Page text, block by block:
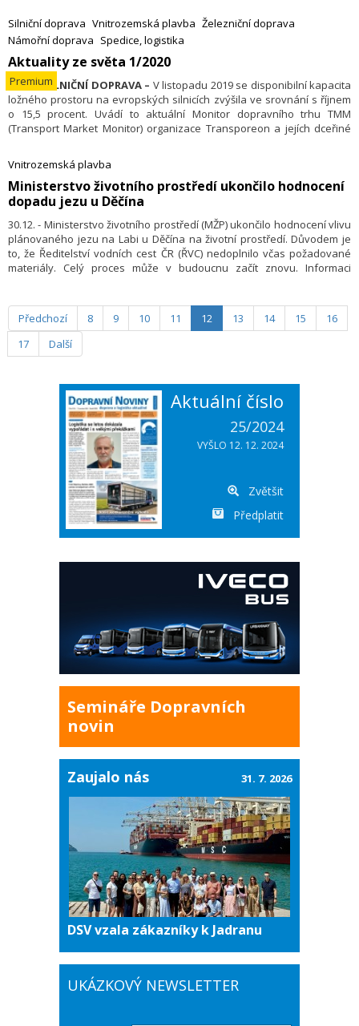
Silniční doprava Vnitrozemská plavba Železniční doprava
Námořní doprava Spedice, logistika
Aktuality ze světa 1/2020
Premium
31.12. -SILNIČNÍ DOPRAVA – V listopadu 2019 se disponibilní kapacita
ložného prostoru na evropských silnicích zvýšila ve srovnání s říjnem
o 15,5 procent. Uvádí to aktuální Monitor dopravního trhu TMM
(Transport Market Monitor) organizace Transporeon a jejích dceřiné
benchmarkingu a inteligence trhu pro všechny druhy dopravy. Důvody
jsou mj. slábnoucí konjunktura a klesající poptávka po exportu. „Je
zneklidňující, že disponibilní dopravní kapacita v některých klíčových
odvětvích znovu stoupla. Ukazuje to na další poklesy výroby,
v každém případě však na nízké využití průmyslových zařízení“ řekl
Oliver Kahrs, ředitel společnosti Tim Consult. Příkladem je
automobilový průmysl. Výroba zde v Německu meziročně poklesla
o 8 procent a export dokonce o 10 procent. Dopravní ceny naproti
tomu klesaly jen mírně a jsou stále na úrovni předchozího roku.
Vnitrozemská plavba
Ministerstvo životního prostředí ukončilo hodnocení
dopadu jezu u Děčína
30.12. - Ministerstvo životního prostředí (MŽP) ukončilo hodnocení vlivu
plánovaného jezu na Labi u Děčína na životní prostředí. Důvodem je
to, že Ředitelství vodních cest ČR (ŘVC) nedoplnilo včas požadované
materiály. Celý proces může v budoucnu začít znovu. Informaci
Předchozí 8 9 10 11 12 13 14 15
16
17
Další
Aktuální číslo
25/2024
VYŠLO 12. 12. 2024
Zvětšit
Předplatit
Semináře Dopravních
novin
Zaujalo nás
DSV vzala zákazníky k Jadranu
31. 7. 2026
UKÁZKOVÝ NEWSLETTER